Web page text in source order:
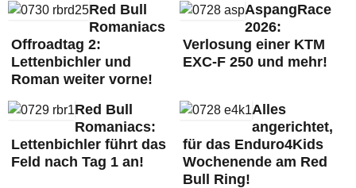
Red Bull
Romaniacs
Offroadtag 2:
Lettenbichler und
Roman weiter vorne!
AspangRace
2026:
Verlosung einer KTM
EXC-F 250 und mehr!
Red Bull
Romaniacs:
Lettenbichler führt das
Feld nach Tag 1 an!
Alles
angerichtet,
für das Enduro4Kids
Wochenende am Red
Bull Ring!